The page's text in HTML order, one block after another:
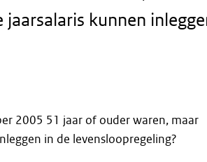
kunnen
2005 51 jaar of ouder waren, maar
in de levensloopregeling?